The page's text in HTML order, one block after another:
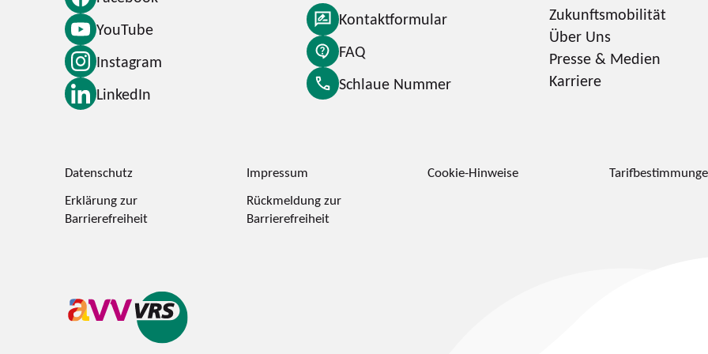
YouTube
Instagram
LinkedIn
Kontaktformular
FAQ
Schlaue Nummer
Zukunftsmobilität
Über Uns
Presse & Medien
Karriere
Datenschutz Impressum Cookie-Hinweise
Erklärung zur
Barrierefreiheit
Rückmeldung zur
Barrierefreiheit